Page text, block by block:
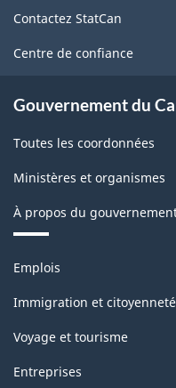
ce
site
Contactez StatCan
Centre de confiance
Gouvernement du
Toutes les coordonnées
Ministères et organismes
À propos du
Thèmes
sujets
Emplois
Immigration et citoyenneté
Voyage et tourisme
Entreprises